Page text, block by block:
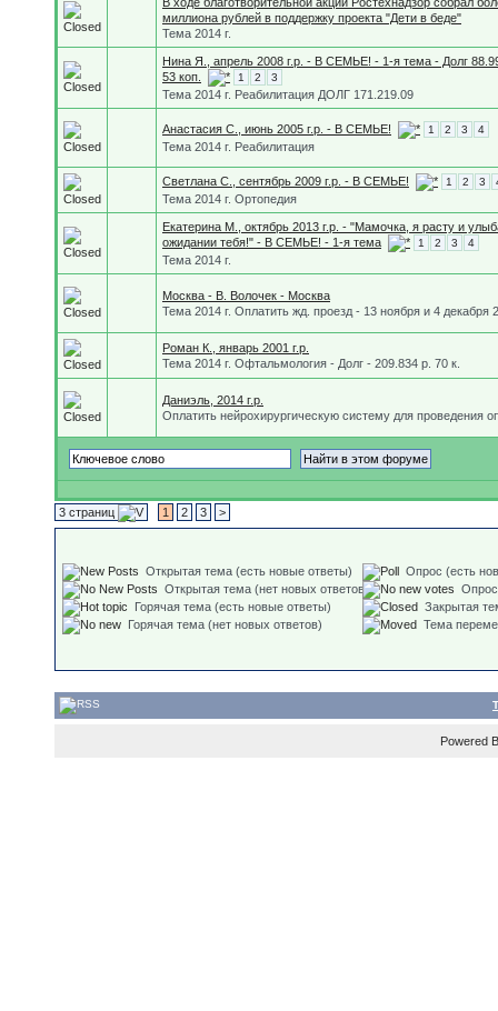
миллиона рублей в поддержку проекта "Дети в беде"
Тема 2014 г.
Нина Я., апрель 2008 г.р. - В СЕМЬЕ! - 1-я тема - Долг
53 коп.
1 2 3
Тема 2014 г. Реабилитация ДОЛГ 171.219.09
Анастасия С., июнь 2005 г.р. - В СЕМЬЕ! 1 2 3 4
Тема 2014 г. Реабилитация
Светлана С., сентябрь 2009 г.р. - В СЕМЬЕ! 1 2 3
Тема 2014 г. Ортопедия
Екатерина М., октябрь 2013 г.р. - "Мамочка, я расту и
ожидании тебя!" - В СЕМЬЕ! - 1-я тема
1 2 3 4
Тема 2014 г.
Москва - В. Волочек - Москва
Тема 2014 г. Оплатить жд. проезд - 13 ноября и 4 декабря
Роман К., январь 2001 г.р.
Тема 2014 г. Офтальмология - Долг - 209.834 р. 70 к.
Даниэль, 2014 г.р.
Оплатить нейрохирургическую систему для проведения
3 страниц 1 2 3 >
Открытая тема (есть новые ответы)
Открытая тема (нет новых ответов)
Горячая тема (есть новые ответы)
Горячая тема (нет новых ответов)
Опрос (есть
Опрос
Закрытая
Тема
Powered